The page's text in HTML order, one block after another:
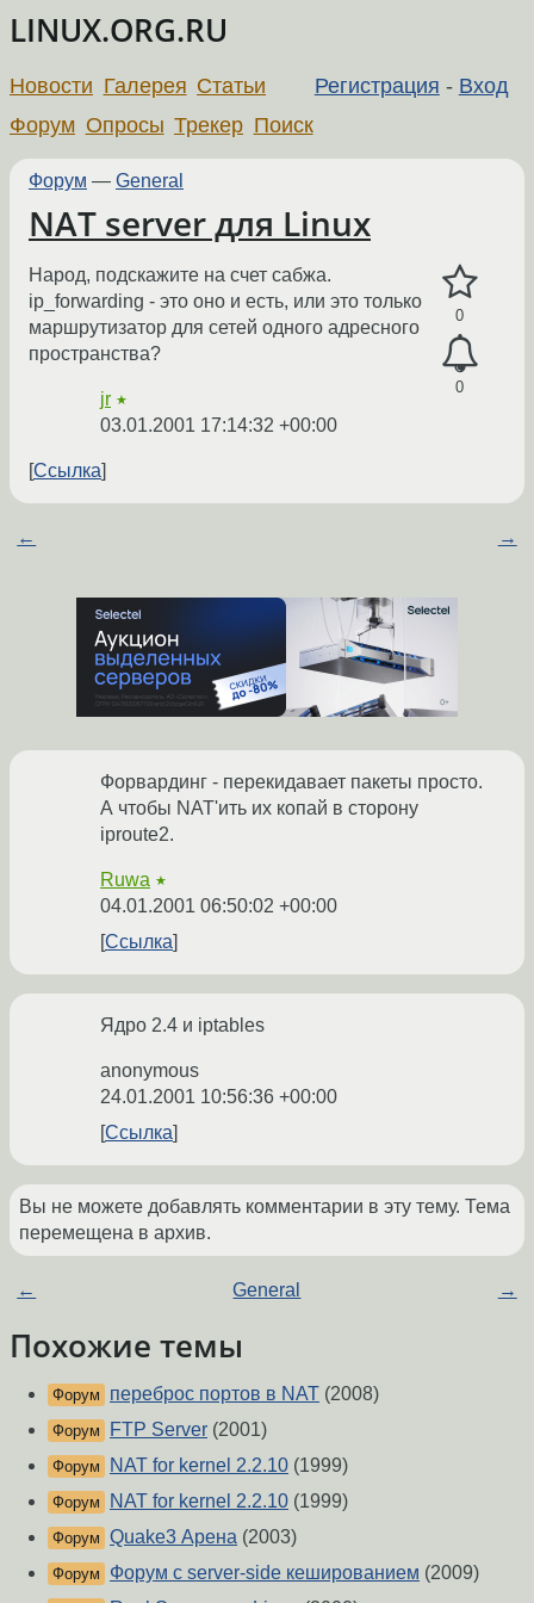
LINUX.ORG.RU
Регистрация - Вход
Новости Галерея Статьи
Форум Опросы Трекер Поиск
Форум — General
NAT server для Linux
0
0
Народ, подскажите на счет сабжа.
ip_forwarding - это оно и есть, или это только
маршрутизатор для сетей одного адресного
пространства?
jr ★
03.01.2001 17:14:32 +00:00
Ссылка
← →
Форвардинг - перекидавает пакеты просто.
А чтобы NAT'ить их копай в сторону
iproute2.
Ruwa ★
04.01.2001 06:50:02 +00:00
Ссылка
Ядро 2.4 и iptables
anonymous
24.01.2001 10:56:36 +00:00
Ссылка
Вы не можете добавлять комментарии в эту тему. Тема
перемещена в архив.
← General →
Похожие темы
Форум переброс портов в NAT (2008)
Форум FTP Server (2001)
Форум NAT for kernel 2.2.10 (1999)
Форум NAT for kernel 2.2.10 (1999)
Форум Quake3 Арена (2003)
Форум Форум с server-side кешированием (2009)